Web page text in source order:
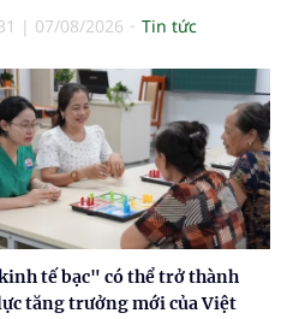
| 07/08/2026 Tin tức
tế bạc" có thể trở thành
tăng trưởng mới của Việt